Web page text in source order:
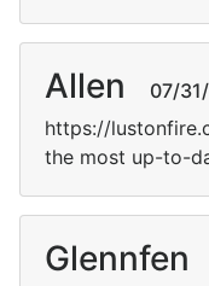
Allen 07/31/
https://
the most up-to-
Glennfen